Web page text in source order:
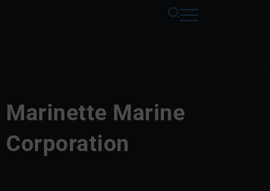
Marinette Marine
Corporation